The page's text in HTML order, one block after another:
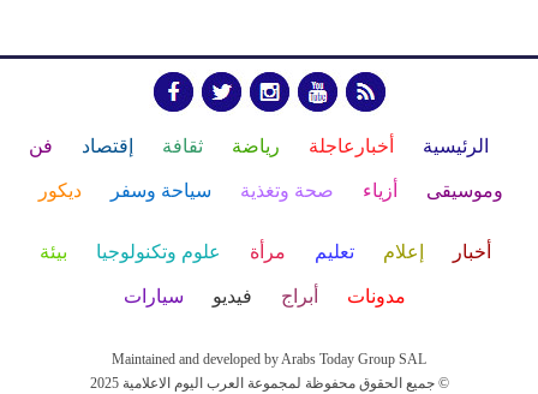
الرئيسية أخبارعاجلة رياضة ثقافة إقتصاد فن
وموسيقى أزياء صحة وتغذية سياحة وسفر ديكور
أخبار إعلام تعليم مرأة علوم وتكنولوجيا بيئة
مدونات أبراج فيديو سيارات
Maintained and developed by Arabs Today Group SAL
جميع الحقوق محفوظة لمجموعة العرب اليوم الاعلامية 2025 ©